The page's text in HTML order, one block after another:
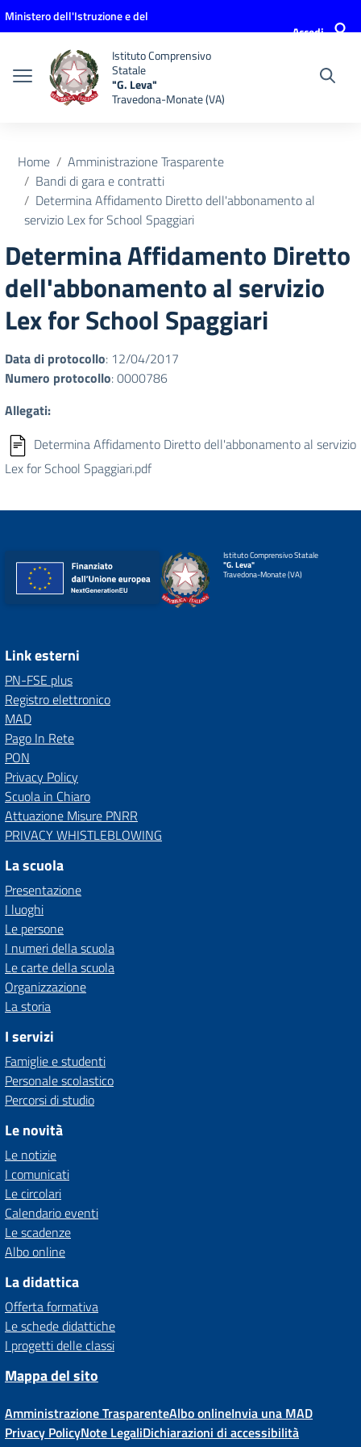
Vai ai contenuti
Vai al menu di navigazione
Vai al footer
Ministero dell'Istruzione e del
Accedi
Istituto Comprensivo
Statale
"G. Leva"
Travedona-Monate (VA)
Home
Amministrazione Trasparente
Bandi di gara e contratti
Determina Affidamento Diretto dell'abbonamento al
servizio Lex for School Spaggiari
Determina Affidamento Diretto
dell'abbonamento al servizio
Lex for School Spaggiari
Data di protocollo: 12/04/2017
Numero protocollo: 0000786
Allegati:
Determina Affidamento Diretto dell'abbonamento al servizio
Lex for School Spaggiari.pdf
Istituto Comprensivo Statale
"G. Leva"
Travedona-Monate (VA)
Link esterni
PN-FSE plus
Registro elettronico
MAD
Pago In Rete
PON
Privacy Policy
Scuola in Chiaro
Attuazione Misure PNRR
PRIVACY WHISTLEBLOWING
La scuola
Presentazione
I luoghi
Le persone
I numeri della scuola
Le carte della scuola
Organizzazione
La storia
I servizi
Famiglie e studenti
Personale scolastico
Percorsi di studio
Le novità
Le notizie
I comunicati
Le circolari
Calendario eventi
Le scadenze
Albo online
La didattica
Offerta formativa
Le schede didattiche
I progetti delle classi
Mappa del sito
Amministrazione TrasparenteAlbo onlineInvia una MAD
Privacy PolicyNote LegaliDichiarazioni di accessibilità